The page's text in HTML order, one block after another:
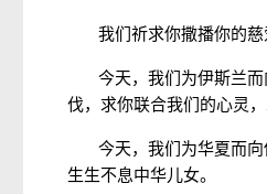
我们祈求你撒播你的
今天，我们为伊斯兰
伐，求你联合我们的心灵
今天，我们为华夏而
生生不息中华儿女。